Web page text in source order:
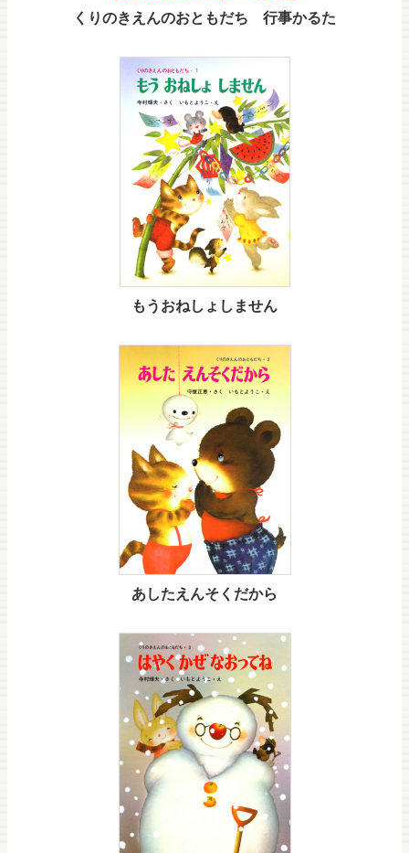
くりのきえんのおともだち 行事かるた
もうおねしょしません
あしたえんそくだから